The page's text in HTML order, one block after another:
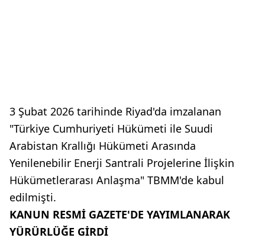
3 Şubat 2026 tarihinde Riyad'da imzalanan
"Türkiye Cumhuriyeti Hükümeti ile Suudi
Arabistan Krallığı Hükümeti Arasında
Yenilenebilir Enerji Santrali Projelerine İlişkin
Hükümetlerarası Anlaşma" TBMM'de kabul
edilmişti.
KANUN RESMİ GAZETE'DE YAYIMLANARAK
YÜRÜRLÜĞE GİRDİ